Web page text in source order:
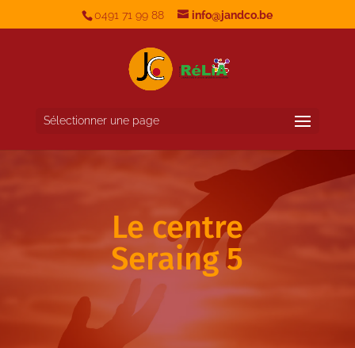
0491 71 99 88 info@jandco.be
Sélectionner une page
Le centre
Seraing 5